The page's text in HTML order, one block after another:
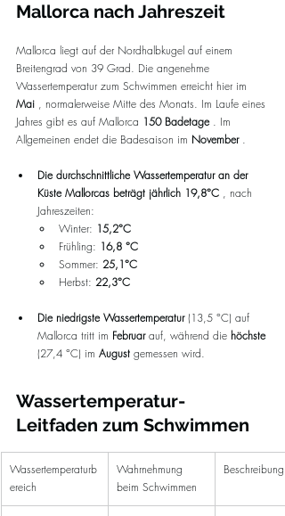
Mallorca nach Jahreszeit
Mallorca liegt auf der Nordhalbkugel auf einem
Breitengrad von 39 Grad. Die angenehme
Wassertemperatur zum Schwimmen erreicht hier im
Mai , normalerweise Mitte des Monats. Im Laufe eines
Jahres gibt es auf Mallorca 150 Badetage . Im
Allgemeinen endet die Badesaison im November .
Die durchschnittliche Wassertemperatur an der
Küste Mallorcas beträgt jährlich 19,8°C , nach
Jahreszeiten:
Winter: 15,2°C
Frühling: 16,8 °C
Sommer: 25,1°C
Herbst: 22,3°C
Die niedrigste Wassertemperatur (13,5 °C) auf
Mallorca tritt im Februar auf, während die höchste
(27,4 °C) im August gemessen wird.
Wassertemperatur-
Leitfaden zum Schwimmen
Wassertemperaturb
ereich
Wahrnehmung
beim Schwimmen
Beschreibung